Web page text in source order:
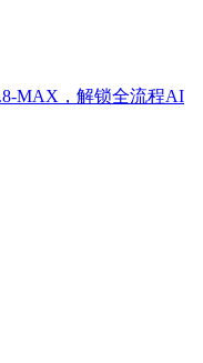
MAX，解锁全流程AI